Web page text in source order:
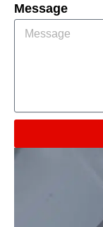
Message